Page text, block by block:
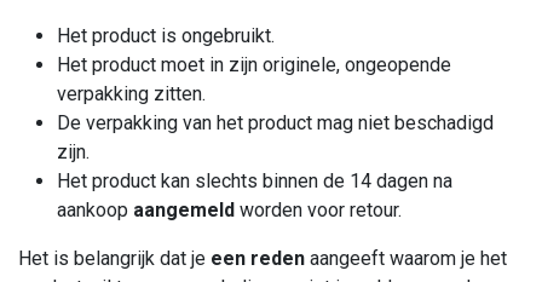
Het product is ongebruikt.
Het product moet in zijn originele, ongeopende
verpakking zitten.
De verpakking van het product mag niet beschadigd
zijn.
Het product kan slechts binnen de 14 dagen na
aankoop aangemeld worden voor retour.
Het is belangrijk dat je een reden aangeeft waarom je het